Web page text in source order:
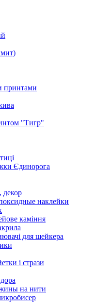
принтами
"Тигр"
Єдинорога
декор
наклейки
каміння
для шейкера
і стрази
на нити